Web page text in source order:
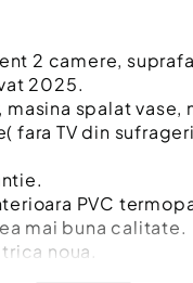
2 camere,
2025.
spalat vase,
fara TV din
PVC
mai buna calitate.
noua.